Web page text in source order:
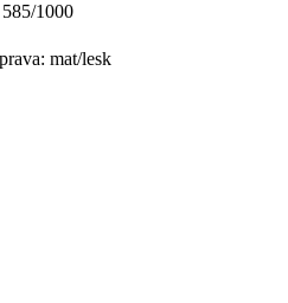
1000
mat/lesk